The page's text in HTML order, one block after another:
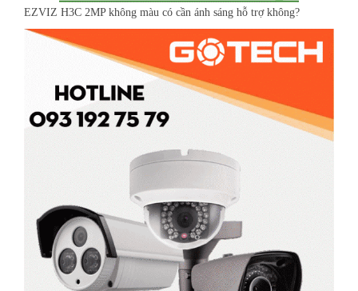
EZVIZ H3C 2MP không màu có cần ánh sáng hỗ trợ không?